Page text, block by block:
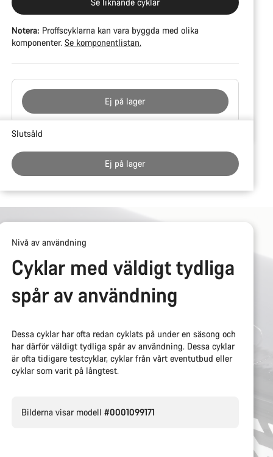
Notera: Proffscyklarna kan vara byggda med olika
komponenter. Se komponentlistan.
Ej på lager
Anledningar
köpa
Slutsåld
Ej på lager
Nivå av användning
Cyklar med väldigt tydliga
spår av användning
Dessa cyklar har ofta redan cyklats på under en säsong och
har därför väldigt tydliga spår av användning. Dessa cyklar
är ofta tidigare testcyklar, cyklar från vårt eventutbud eller
cyklar som varit på långtest.
Bilderna visar modell #0001099171